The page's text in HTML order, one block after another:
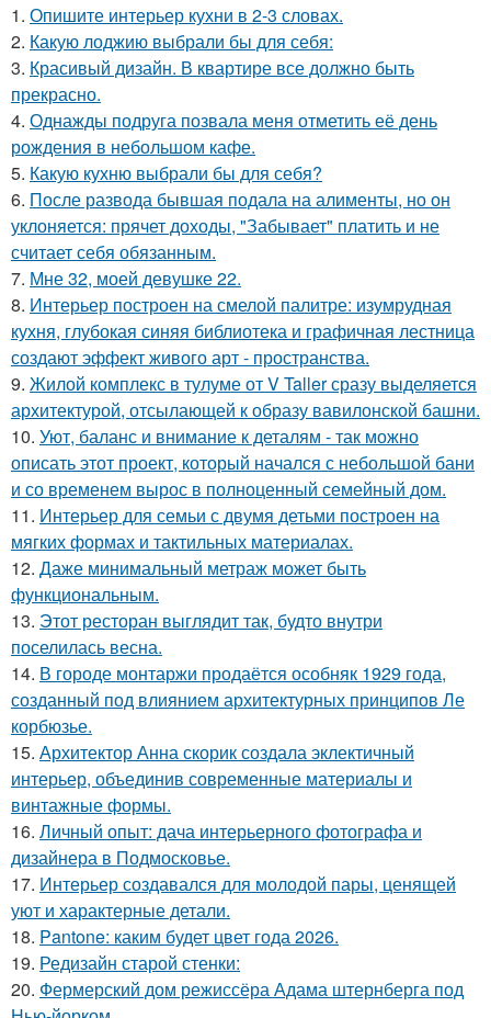
1. Опишите интерьер кухни в 2-3 словах.
2. Какую лоджию выбрали бы для себя:
3. Красивый дизайн. В квартире все должно быть
прекрасно.
4. Однажды подруга позвала меня отметить её день
рождения в небольшом кафе.
5. Какую кухню выбрали бы для себя?
6. После развода бывшая подала на алименты, но он
уклоняется: прячет доходы, "Забывает" платить и не
считает себя обязанным.
7. Мне 32, моей девушке 22.
8. Интерьер построен на смелой палитре: изумрудная
кухня, глубокая синяя библиотека и графичная лестница
создают эффект живого арт - пространства.
9. Жилой комплекс в тулуме от V Taller сразу выделяется
архитектурой, отсылающей к образу вавилонской башни.
10. Уют, баланс и внимание к деталям - так можно
описать этот проект, который начался с небольшой бани
и со временем вырос в полноценный семейный дом.
11. Интерьер для семьи с двумя детьми построен на
мягких формах и тактильных материалах.
12. Даже минимальный метраж может быть
функциональным.
13. Этот ресторан выглядит так, будто внутри
поселилась весна.
14. В городе монтаржи продаётся особняк 1929 года,
созданный под влиянием архитектурных принципов Ле
корбюзье.
15. Архитектор Анна скорик создала эклектичный
интерьер, объединив современные материалы и
винтажные формы.
16. Личный опыт: дача интерьерного фотографа и
дизайнера в Подмосковье.
17. Интерьер создавался для молодой пары, ценящей
уют и характерные детали.
18. Pantone: каким будет цвет года 2026.
19. Редизайн старой стенки:
20. Фермерский дом режиссёра Адама штернберга под